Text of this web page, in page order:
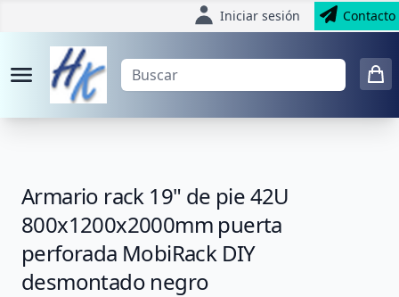
Iniciar sesión Contacto
Armario rack 19" de pie 42U
800x1200x2000mm puerta
perforada MobiRack DIY
desmontado negro